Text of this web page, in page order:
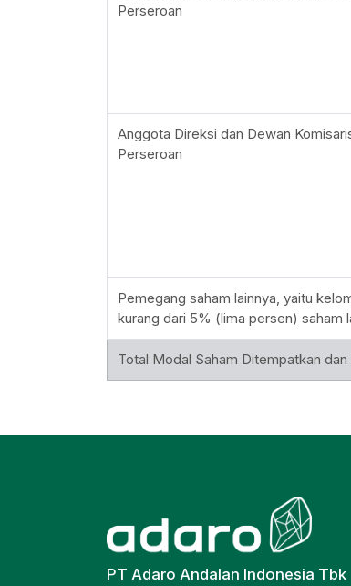
Perseroan
Anggota Direksi dan Dewan
Perseroan
Pemegang saham lainnya, yaitu
kurang dari 5% (lima persen) saham
Total Modal Saham Ditempatkan
PT Adaro Andalan Indonesia Tbk